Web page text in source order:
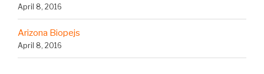
April 8, 2016
Arizona Biopejs
April 8, 2016